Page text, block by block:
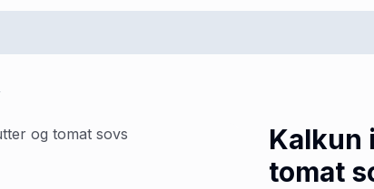
Kalkun
tomat